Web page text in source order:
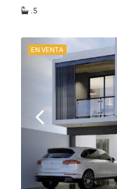
.5
EN VENTA